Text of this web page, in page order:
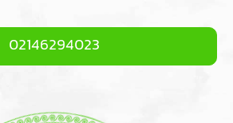
02146294023